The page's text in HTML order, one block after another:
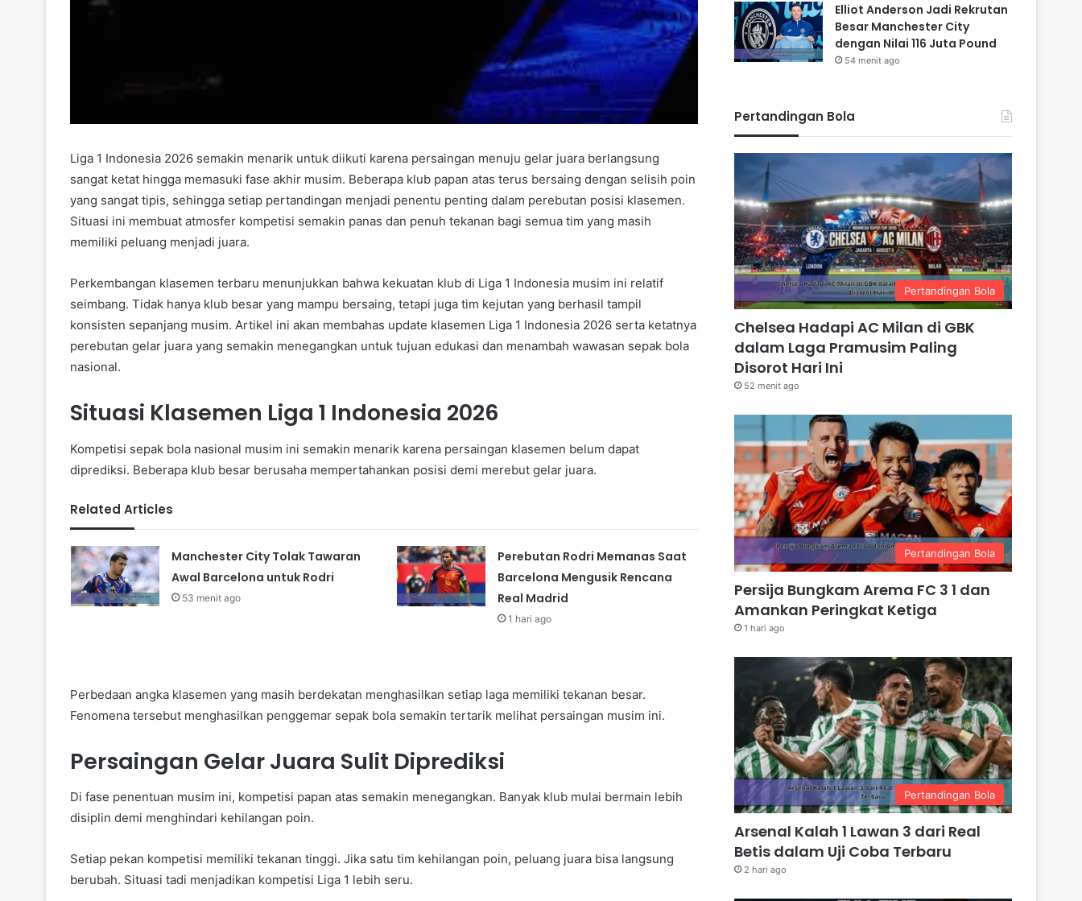
Liga 1 Indonesia 2026 semakin menarik untuk diikuti karena persaingan menuju gelar juara berlangsung
sangat ketat hingga memasuki fase akhir musim. Beberapa klub papan atas terus bersaing dengan selisih poin
yang sangat tipis, sehingga setiap pertandingan menjadi penentu penting dalam perebutan posisi klasemen.
Situasi ini membuat atmosfer kompetisi semakin panas dan penuh tekanan bagi semua tim yang masih
memiliki peluang menjadi juara.
Perkembangan klasemen terbaru menunjukkan bahwa kekuatan klub di Liga 1 Indonesia musim ini relatif
seimbang. Tidak hanya klub besar yang mampu bersaing, tetapi juga tim kejutan yang berhasil tampil
konsisten sepanjang musim. Artikel ini akan membahas update klasemen Liga 1 Indonesia 2026 serta ketatnya
perebutan gelar juara yang semakin menegangkan untuk tujuan edukasi dan menambah wawasan sepak bola
nasional.
Situasi Klasemen Liga 1 Indonesia 2026
Kompetisi sepak bola nasional musim ini semakin menarik karena persaingan klasemen belum dapat
diprediksi. Beberapa klub besar berusaha mempertahankan posisi demi merebut gelar juara.
Related Articles
Manchester City Tolak Tawaran
Awal Barcelona untuk Rodri
53 menit ago
Perebutan Rodri Memanas Saat
Barcelona Mengusik Rencana
Real Madrid
1 hari ago
Perbedaan angka klasemen yang masih berdekatan menghasilkan setiap laga memiliki tekanan besar.
Fenomena tersebut menghasilkan penggemar sepak bola semakin tertarik melihat persaingan musim ini.
Persaingan Gelar Juara Sulit Diprediksi
Di fase penentuan musim ini, kompetisi papan atas semakin menegangkan. Banyak klub mulai bermain lebih
disiplin demi menghindari kehilangan poin.
Setiap pekan kompetisi memiliki tekanan tinggi. Jika satu tim kehilangan poin, peluang juara bisa langsung
berubah. Situasi tadi menjadikan kompetisi Liga 1 lebih seru.
Elliot Anderson Jadi Rekrutan
Besar Manchester City
dengan Nilai 116 Juta Pound
54 menit ago
Pertandingan Bola
Pertandingan Bola
Chelsea Hadapi AC Milan di GBK
dalam Laga Pramusim Paling
Disorot Hari Ini
52 menit ago
Pertandingan Bola
Persija Bungkam Arema FC 3 1 dan
Amankan Peringkat Ketiga
1 hari ago
Pertandingan Bola
Arsenal Kalah 1 Lawan 3 dari Real
Betis dalam Uji Coba Terbaru
2 hari ago